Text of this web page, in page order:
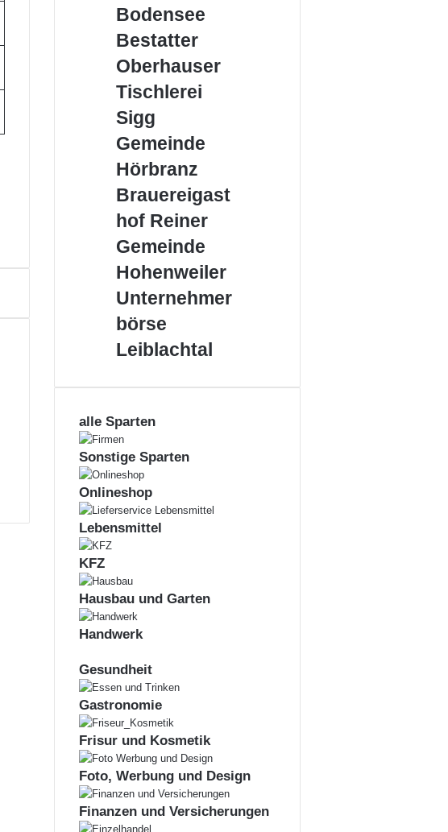
Bodensee
Bestatter
Bestatter
Oberhauser
Tischlerei
Tischlerei
Sigg
Gemeinde
Gemeinde
Hörbranz
Brauereigasthof
Brauereigast
hof Reiner
Gemeinde
Gemeinde
Hohenweiler
Unternehmerbörse
Unternehmer
börse
Leiblachtal
alle Sparten
Sonstige Sparten
Onlineshop
Lebensmittel
KFZ
Hausbau und Garten
Handwerk
Gesundheit
Gastronomie
Frisur und Kosmetik
Foto, Werbung und Design
Finanzen und Versicherungen